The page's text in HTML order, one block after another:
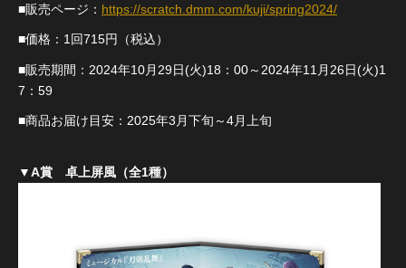
■販売ページ： https://scratch.dmm.com/kuji/spring2024/
■価格：1回715円（税込）
■販売期間：2024年10月29日(火)18：00～2024年11月26日(火)1
7：59
■商品お届け目安：2025年3月下旬～4月上旬
▼A賞 卓上屏風（全1種）